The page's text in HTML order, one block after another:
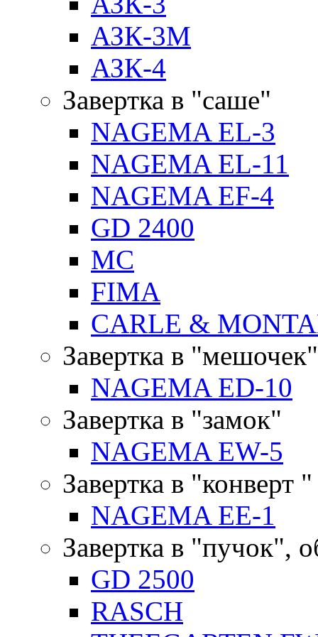
АЗК-3М
АЗК-4
Завертка в "саше"
NAGEMA EL-3
NAGEMA EL-11
NAGEMA EF-4
GD 2400
MC
FIMA
CARLE &
Завертка в "мешочек"
NAGEMA ED-10
Завертка в "замок"
NAGEMA EW-5
Завертка в "конверт "
NAGEMA EE-1
Завертка в "пучок",
GD 2500
RASCH